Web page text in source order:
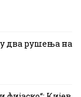
два рушења на